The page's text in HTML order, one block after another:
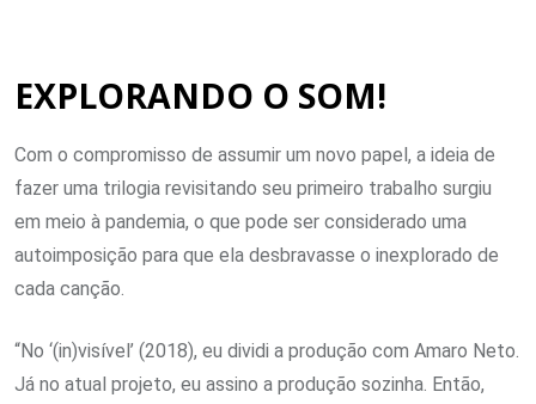
EXPLORANDO O SOM!
Com o compromisso de assumir um novo papel, a ideia de
fazer uma trilogia revisitando seu primeiro trabalho surgiu
em meio à pandemia, o que pode ser considerado uma
autoimposição para que ela desbravasse o inexplorado de
cada canção.
“No ‘(in)visível’ (2018), eu dividi a produção com Amaro Neto.
Já no atual projeto, eu assino a produção sozinha. Então,